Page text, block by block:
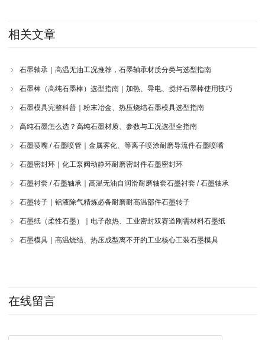
相关文章
石墨轴承｜高温无油工况推荐，石墨轴承材质分类与选型指南
石墨棒（高纯石墨棒）选型指南｜加热、导电、搅拌石墨棒使用技巧
石墨模具完整科普｜粉末冶金、热压烧结石墨模具选型指南
高纯石墨怎么选？高纯石墨材质、参数与工况选型全指南
石墨喷嘴 / 石墨喷管｜金属雾化、等离子喷涂耐磨导流件石墨喷嘴
石墨密封环｜化工泵阀动静环耐磨密封件石墨密封环
石墨衬套 / 石墨轴承｜高温无油自润滑耐磨轴套石墨衬套 / 石墨轴承
石墨转子｜铝液除气精炼必备耐磨耐高温部件石墨转子
石墨纸（柔性石墨）｜电子散热、工业密封双赛道刚需材料石墨纸
石墨模具｜高温烧结、热压成型离不开的工业核心工装石墨模具
在线留言